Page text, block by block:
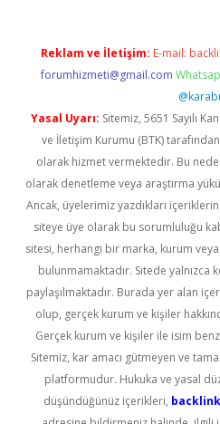
Reklam ve İletişim: E-mail:
forumhizmeti@gmail.com
Yasal Uyarı: Sitemiz, 5651 Sayılı
ve İletişim Kurumu (BTK)
olarak hizmet vermektedir. Bu
olarak denetleme veya araştırma
Ancak, üyelerimiz yazdıkları
siteye üye olarak bu sorumluluğu
sitesi, herhangi bir marka, kurum veya
bulunmamaktadır. Sitede yalnızca
paylaşılmaktadır. Burada yer alan
olup, gerçek kurum ve kişiler
Gerçek kurum ve kişiler ile isim
Sitemiz, kar amacı gütmeyen ve
platformudur. Hukuka ve yasal
düşündüğünüz içerikleri,